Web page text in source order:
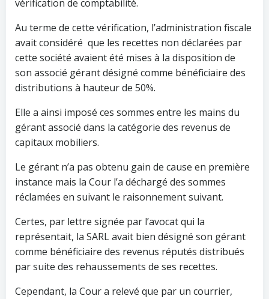
vérification de comptabilité.
Au terme de cette vérification, l’administration fiscale
avait considéré que les recettes non déclarées par
cette société avaient été mises à la disposition de
son associé gérant désigné comme bénéficiaire des
distributions à hauteur de 50%.
Elle a ainsi imposé ces sommes entre les mains du
gérant associé dans la catégorie des revenus de
capitaux mobiliers.
Le gérant n’a pas obtenu gain de cause en première
instance mais la Cour l’a déchargé des sommes
réclamées en suivant le raisonnement suivant.
Certes, par lettre signée par l’avocat qui la
représentait, la SARL avait bien désigné son gérant
comme bénéficiaire des revenus réputés distribués
par suite des rehaussements de ses recettes.
Cependant, la Cour a relevé que par un courrier,